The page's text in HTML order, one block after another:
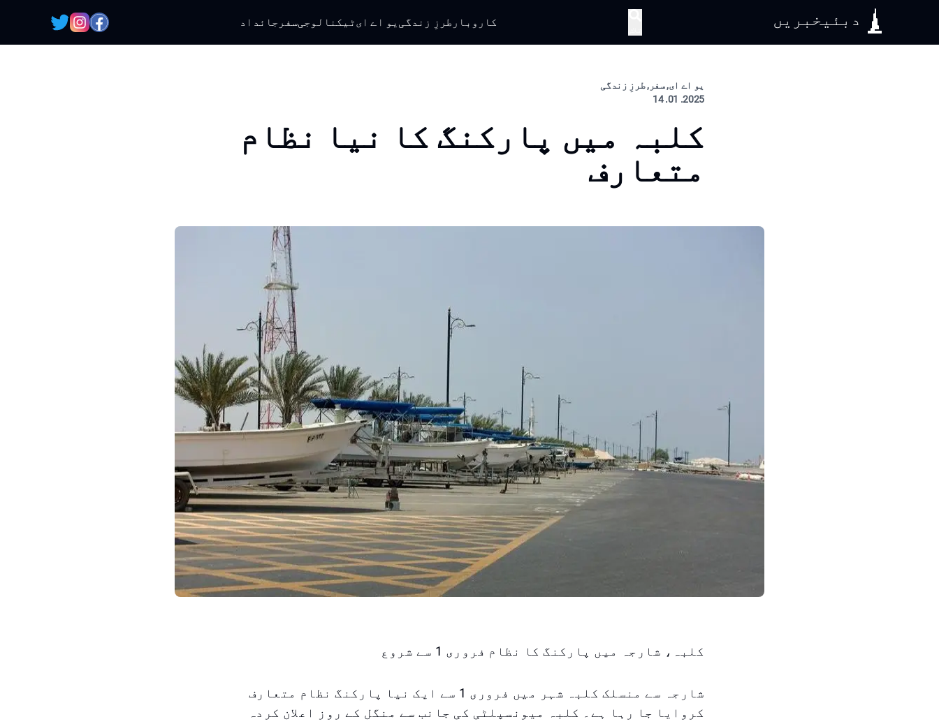
دبئیخبریں کاروبار طرزِ زندگی یو اے ایٹیکنالوجیسفر جائداد
یو اے ای, سفر, طرزِ زندگی
2025. 01. 14
کلبہ میں پارکنگ کا نیا نظام
متعارف
کلبہ، شارجہ میں پارکنگ کا نظام فروری 1 سے شروع
شارجہ سے منسلک کلبہ شہر میں فروری 1 سے ایک نیا پارکنگ نظام متعارف
کروایا جا رہا ہے۔ کلبہ میونسپلٹی کی جانب سے منگل کے روز اعلان کردہ